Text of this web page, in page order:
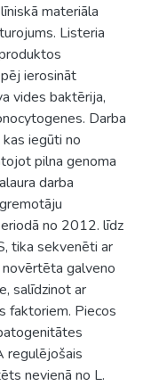
materiāla
Listeria
ierosināt
vides baktērija,
Darba
iegūti no
pilna genoma
darba
no 2012. līdz
tika sekvenēti ar
galveno
salīdzinot ar
faktoriem. Piecos
regulējošais
nevienā no L.